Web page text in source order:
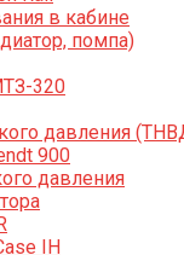
в кабине
помпа)
320
давления
900
давления
IH